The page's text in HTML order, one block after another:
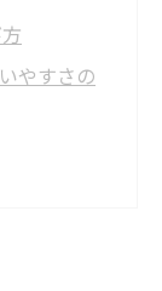
やすさの
の探し方